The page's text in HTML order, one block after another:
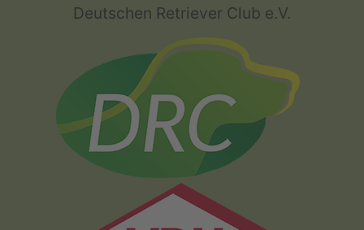
Deutschen Retriever Club e.V.